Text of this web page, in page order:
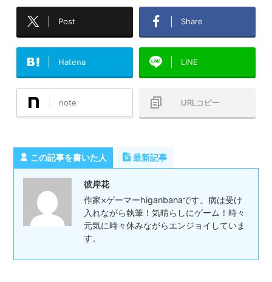
Post Share
Hatena LINE
note URLコピー
この記事を書いた人 最新記事
彼岸花
作家×ゲーマーhiganbanaです。病は受け
入れながら執筆！気晴らしにゲーム！時々
元気に時々休みながらエンジョイしていま
す。